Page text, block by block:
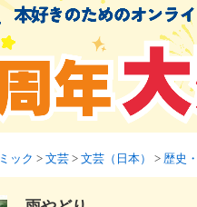
ック > 文芸 > 文芸（日本） > 歴史